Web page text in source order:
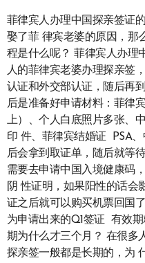
菲律宾人办理中国探亲签证
娶了菲 律宾老婆的原因，那
程是什么呢？ 菲律宾人办理
人的菲律宾老婆办理探亲签
认证和外交部认证，随后再
后是准备好申请材料：菲律
上）、个人白底照片多张、
印 件、菲律宾结婚证 PSA
后会拿到取证单，随后就等
需要去申请中国入境健康码
阴 性证明，如果阳性的话会
证之后就可以购买机票回国
为申请出来的Q1签证 有效
期为什么才三个月？ 在很多
探亲签一般都是长期的，为